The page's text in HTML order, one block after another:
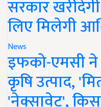
सरकार
लिए मिलेगी
News
इफको-एमसी ने
कृषि उत्पाद,